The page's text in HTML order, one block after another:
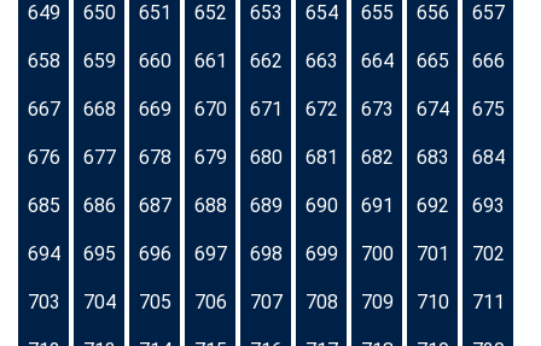
649 650 651 652 653 654 655 656 657
658 659 660 661 662 663 664 665 666
667 668 669 670 671 672 673 674 675
676 677 678 679 680 681 682 683 684
685 686 687 688 689 690 691 692 693
694 695 696 697 698 699 700 701 702
703 704 705 706 707 708 709 710 711